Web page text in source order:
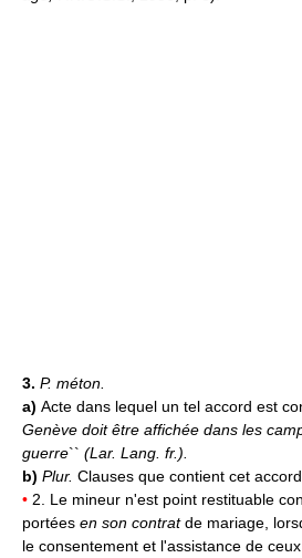
3. P. méton.
a) Acte dans lequel un tel accord est
Genève doit être affichée dans les
guerre`` (Lar. Lang. fr. ).
b) Plur. Clauses que contient cet
• 2. Le mineur n'est point restituable
portées en son contratde mariage,
le consentement et l'assistance de